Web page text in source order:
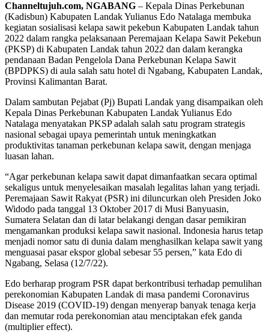
Channeltujuh.com, NGABANG – Kepala Dinas Perkebunan
(Kadisbun) Kabupaten Landak Yulianus Edo Natalaga membuka
kegiatan sosialisasi kelapa sawit pekebun Kabupaten Landak tahun
2022 dalam rangka pelaksanaan Peremajaan Kelapa Sawit Pekebun
(PKSP) di Kabupaten Landak tahun 2022 dan dalam kerangka
pendanaan Badan Pengelola Dana Perkebunan Kelapa Sawit
(BPDPKS) di aula salah satu hotel di Ngabang, Kabupaten Landak,
Provinsi Kalimantan Barat.
Dalam sambutan Pejabat (Pj) Bupati Landak yang disampaikan oleh
Kepala Dinas Perkebunan Kabupaten Landak Yulianus Edo
Natalaga menyatakan PKSP adalah salah satu program strategis
nasional sebagai upaya pemerintah untuk meningkatkan
produktivitas tanaman perkebunan kelapa sawit, dengan menjaga
luasan lahan.
“Agar perkebunan kelapa sawit dapat dimanfaatkan secara optimal
sekaligus untuk menyelesaikan masalah legalitas lahan yang terjadi.
Peremajaan Sawit Rakyat (PSR) ini diluncurkan oleh Presiden Joko
Widodo pada tanggal 13 Oktober 2017 di Musi Banyuasin,
Sumatera Selatan dan di latar belakangi dengan dasar pemikiran
mengamankan produksi kelapa sawit nasional. Indonesia harus tetap
menjadi nomor satu di dunia dalam menghasilkan kelapa sawit yang
menguasai pasar ekspor global sebesar 55 persen,” kata Edo di
Ngabang, Selasa (12/7/22).
Edo berharap program PSR dapat berkontribusi terhadap pemulihan
perekonomian Kabupaten Landak di masa pandemi Coronavirus
Disease 2019 (COVID-19) dengan menyerap banyak tenaga kerja
dan memutar roda perekonomian atau menciptakan efek ganda
(multiplier effect).